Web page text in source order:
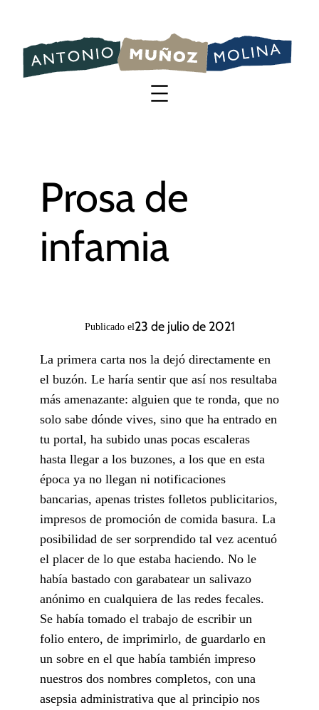
contenido
Prosa de
infamia
Publicado el23 de julio de 2021
La primera carta nos la dejó directamente en
el buzón. Le haría sentir que así nos resultaba
más amenazante: alguien que te ronda, que no
solo sabe dónde vives, sino que ha entrado en
tu portal, ha subido unas pocas escaleras
hasta llegar a los buzones, a los que en esta
época ya no llegan ni notificaciones
bancarias, apenas tristes folletos publicitarios,
impresos de promoción de comida basura. La
posibilidad de ser sorprendido tal vez acentuó
el placer de lo que estaba haciendo. No le
había bastado con garabatear un salivazo
anónimo en cualquiera de las redes fecales.
Se había tomado el trabajo de escribir un
folio entero, de imprimirlo, de guardarlo en
un sobre en el que había también impreso
nuestros dos nombres completos, con una
asepsia administrativa que al principio nos